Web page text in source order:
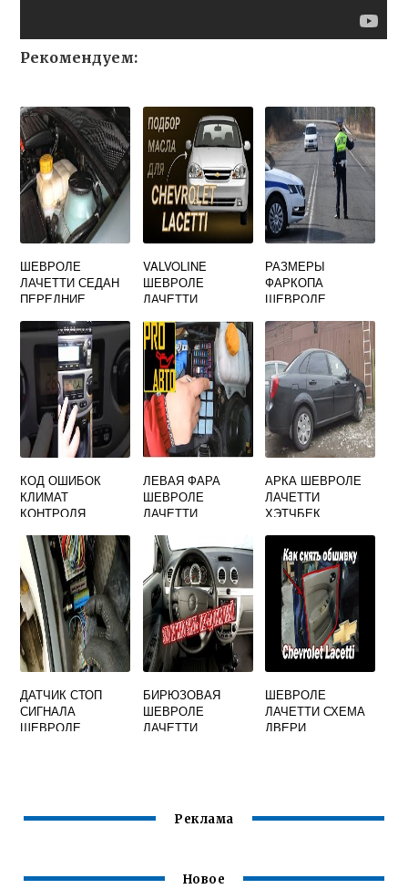
Рекомендуем:
ШЕВРОЛЕ
ЛАЧЕТТИ СЕДАН
ПЕРЕДНИЕ
АРТИКУЛ
VALVOLINE
ШЕВРОЛЕ
ЛАЧЕТТИ
РАЗМЕРЫ
ФАРКОПА
ШЕВРОЛЕ
КОД ОШИБОК
КЛИМАТ
КОНТРОЛЯ
ЛАЧЕТТИ
ЛЕВАЯ ФАРА
ШЕВРОЛЕ
ЛАЧЕТТИ
АРКА ШЕВРОЛЕ
ЛАЧЕТТИ
ХЭТЧБЕК
ДАТЧИК СТОП
СИГНАЛА
ШЕВРОЛЕ
БИРЮЗОВАЯ
ШЕВРОЛЕ
ЛАЧЕТТИ
ШЕВРОЛЕ
ЛАЧЕТТИ СХЕМА
ДВЕРИ
Реклама
Новое